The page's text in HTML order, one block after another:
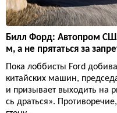
Билл Форд: Автопром
м, а не прятаться за
Пока лоббисты Ford
китайских машин,
и призывает выходить на
сь драться».